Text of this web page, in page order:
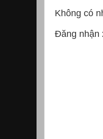
Không có
Đăng nhận